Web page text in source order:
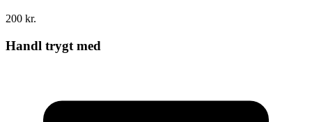
200 kr.
Handl trygt med